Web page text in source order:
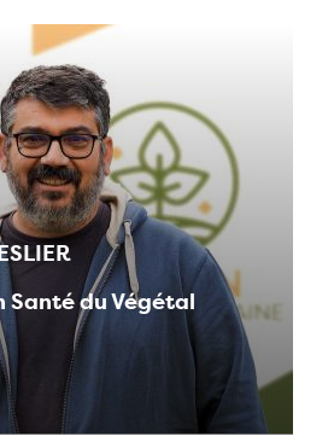
Santé du Végétal